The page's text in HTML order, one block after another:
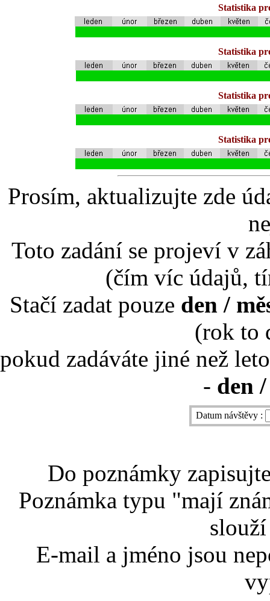
Statistika
Statistika
Statistika
Statistika
Prosím, aktualizujte zde
Toto zadání se projeví v
(čím víc údajů,
Stačí zadat pouze den /
(rok to
pokud zadáváte jiné než
- den
Datum návštěvy :
Do poznámky
Poznámka typu "mají
E-mail a jméno jsou